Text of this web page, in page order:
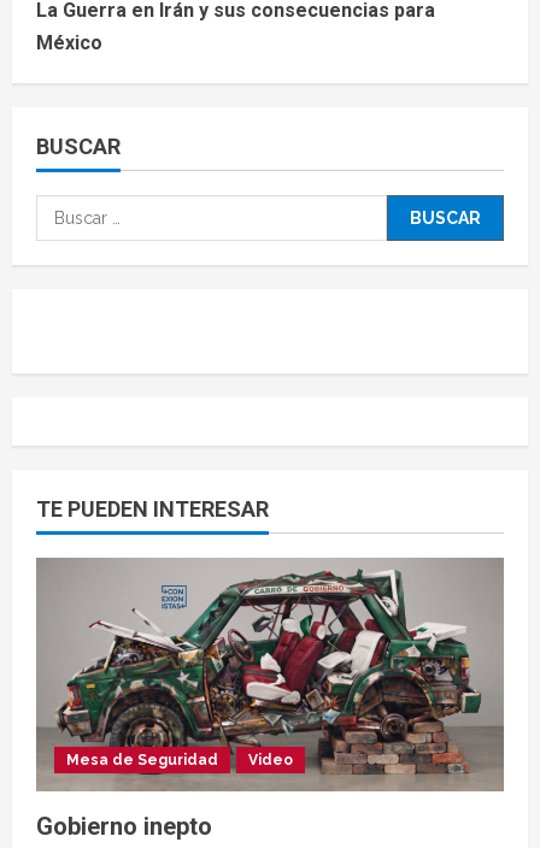
La Guerra en Irán y sus consecuencias para
México
BUSCAR
TE PUEDEN INTERESAR
Mesa de Seguridad Video
Gobierno inepto